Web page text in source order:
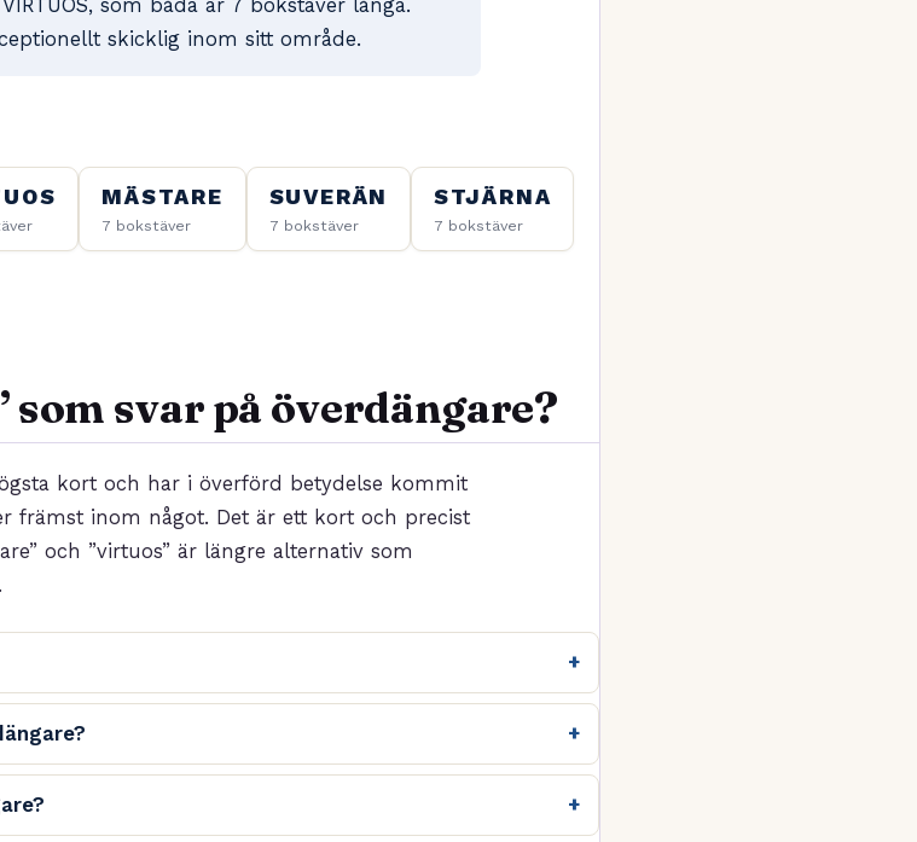
som båda är 7 bokstäver långa.
skicklig inom sitt område.
MÄSTARE
7 bokstäver
SUVERÄN
7 bokstäver
STJÄRNA
7 bokstäver
som svar på överdängare?
kort och har i överförd betydelse kommit
främst inom något. Det är ett kort och precist
och ”virtuos” är längre alternativ som